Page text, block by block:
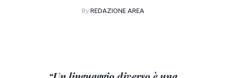
By REDAZIONE AREA